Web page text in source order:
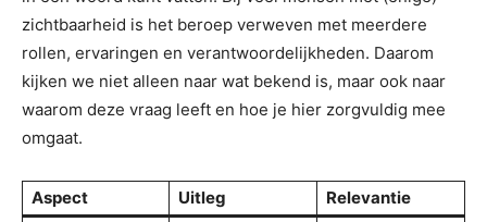
zichtbaarheid is het beroep verweven met meerdere
rollen, ervaringen en verantwoordelijkheden. Daarom
kijken we niet alleen naar wat bekend is, maar ook naar
waarom deze vraag leeft en hoe je hier zorgvuldig mee
omgaat.
Aspect Uitleg Relevantie